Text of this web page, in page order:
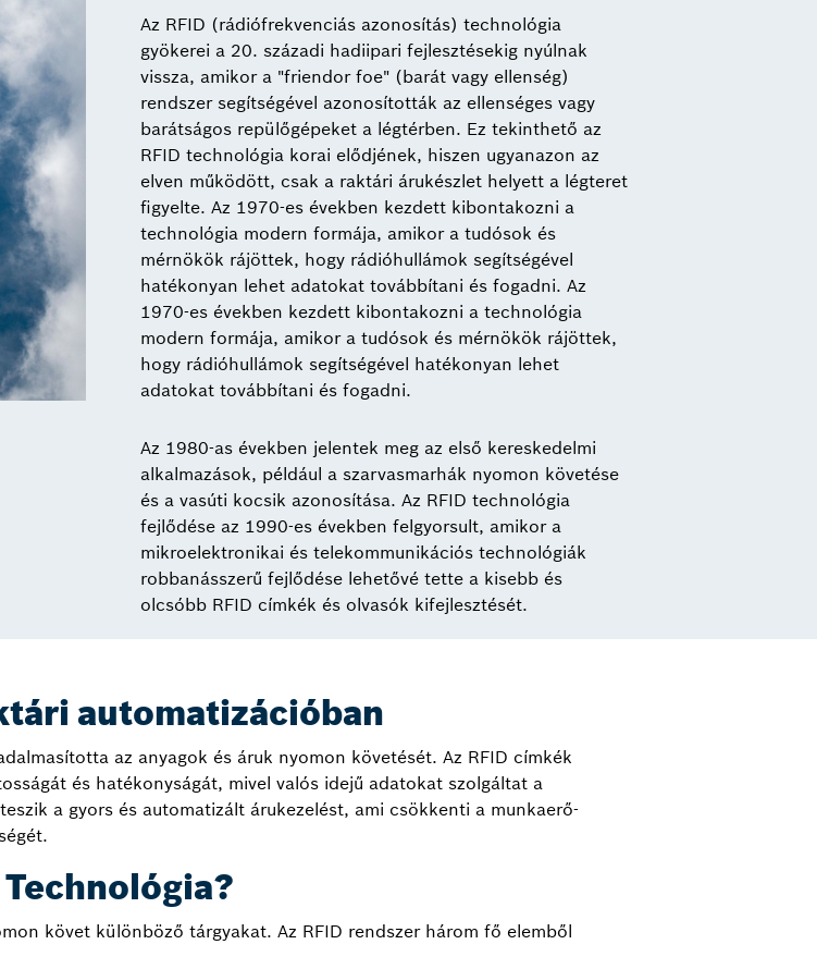
Az RFID (rádiófrekvenciás azonosítás) technológia
gyökerei a 20. századi hadiipari fejlesztésekig nyúlnak
vissza, amikor a "friendor foe" (barát vagy ellenség)
rendszer segítségével azonosították az ellenséges vagy
barátságos repülőgépeket a légtérben. Ez tekinthető az
RFID technológia korai elődjének, hiszen ugyanazon az
elven működött, csak a raktári árukészlet helyett a légteret
figyelte. Az 1970-es években kezdett kibontakozni a
technológia modern formája, amikor a tudósok és
mérnökök rájöttek, hogy rádióhullámok segítségével
hatékonyan lehet adatokat továbbítani és fogadni. Az
1970-es években kezdett kibontakozni a technológia
modern formája, amikor a tudósok és mérnökök rájöttek,
hogy rádióhullámok segítségével hatékonyan lehet
adatokat továbbítani és fogadni.
Az 1980-as években jelentek meg az első kereskedelmi
alkalmazások, például a szarvasmarhák nyomon követése
és a vasúti kocsik azonosítása. Az RFID technológia
fejlődése az 1990-es években felgyorsult, amikor a
mikroelektronikai és telekommunikációs technológiák
robbanásszerű fejlődése lehetővé tette a kisebb és
olcsóbb RFID címkék és olvasók kifejlesztését.
automatizációban
az anyagok és áruk nyomon követését. Az RFID címkék
és hatékonyságát, mivel valós idejű adatokat szolgáltat a
a gyors és automatizált árukezelést, ami csökkenti a munkaerő-
követ különböző tárgyakat. Az RFID rendszer három fő elemből